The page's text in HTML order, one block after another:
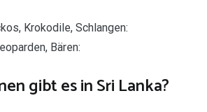
Krokodile, Schlangen:
Bären:
gibt es in Sri Lanka?